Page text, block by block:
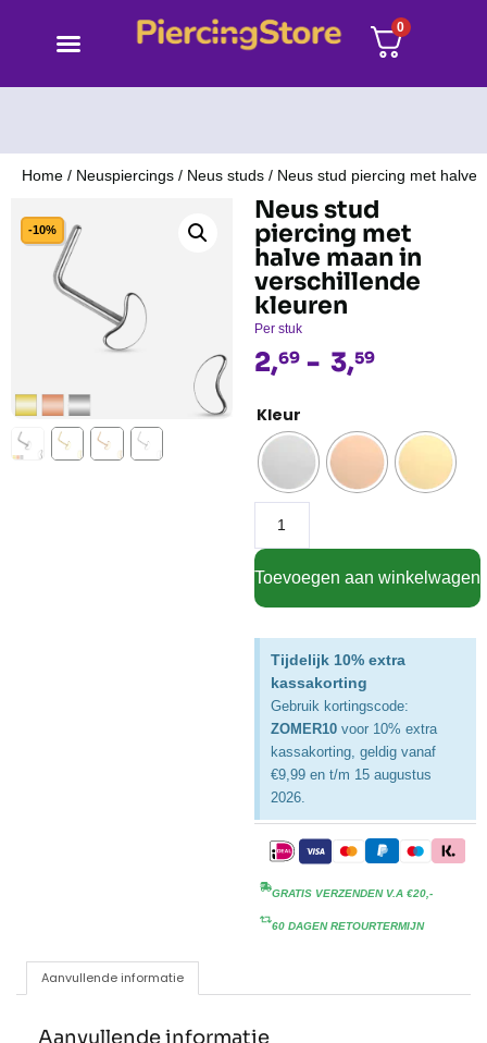
0
Home / Neuspiercings / Neus studs / Neus stud piercing met halve
-10%
Neus stud
piercing met
halve maan in
verschillende
kleuren
Per stuk
2,69 - 3,59
Kleur
Toevoegen aan winkelwagen
Tijdelijk 10% extra
kassakorting
Gebruik kortingscode:
ZOMER10 voor 10% extra
kassakorting, geldig vanaf
€9,99 en t/m 15 augustus
2026.
GRATIS VERZENDEN V.A €20,-
60 DAGEN RETOURTERMIJN
Aanvullende informatie
Aanvullende informatie